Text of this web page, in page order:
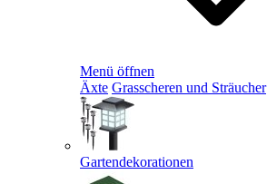
Menü öffnen
Äxte Grasscheren und Sträucher
Gartendekorationen